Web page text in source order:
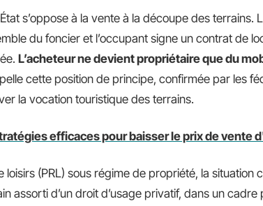
s’oppose à la vente à la découpe des terrains.
du foncier et l’occupant signe un contrat de
L’acheteur ne devient propriétaire que du
cette position de principe, confirmée par les
la vocation touristique des terrains.
efficaces pour baisser le prix de vente
loisirs (PRL) sous régime de propriété, la situation
assorti d’un droit d’usage privatif, dans un cadre